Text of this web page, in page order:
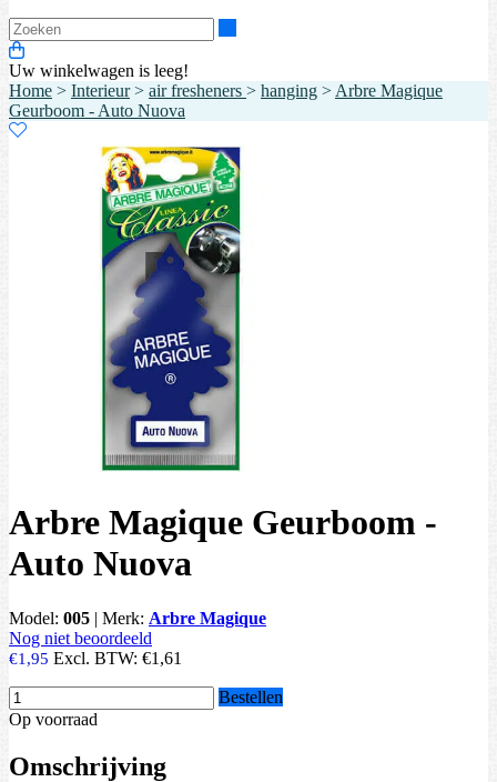
Uw winkelwagen is leeg!
Home > Interieur> air fresheners > hanging > Arbre Magique
Geurboom - Auto Nuova
Arbre Magique Geurboom -
Auto Nuova
Model: 005 | Merk: Arbre Magique
Nog niet beoordeeld
€1,95 Excl. BTW: €1,61
Bestellen
Op voorraad
Omschrijving